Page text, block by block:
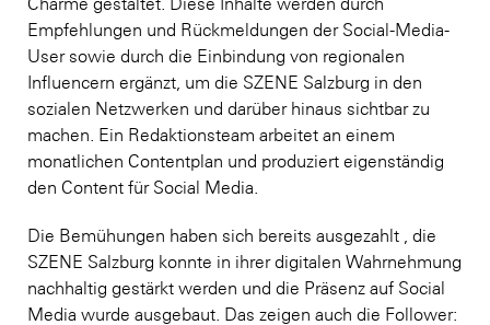
Empfehlungen und Rückmeldungen der Social-Media-
User sowie durch die Einbindung von regionalen
Influencern ergänzt, um die SZENE Salzburg in den
sozialen Netzwerken und darüber hinaus sichtbar zu
machen. Ein Redaktionsteam arbeitet an einem
monatlichen Contentplan und produziert eigenständig
den Content für Social Media.
Die Bemühungen haben sich bereits ausgezahlt , die
SZENE Salzburg konnte in ihrer digitalen Wahrnehmung
nachhaltig gestärkt werden und die Präsenz auf Social
Media wurde ausgebaut. Das zeigen auch die Follower: